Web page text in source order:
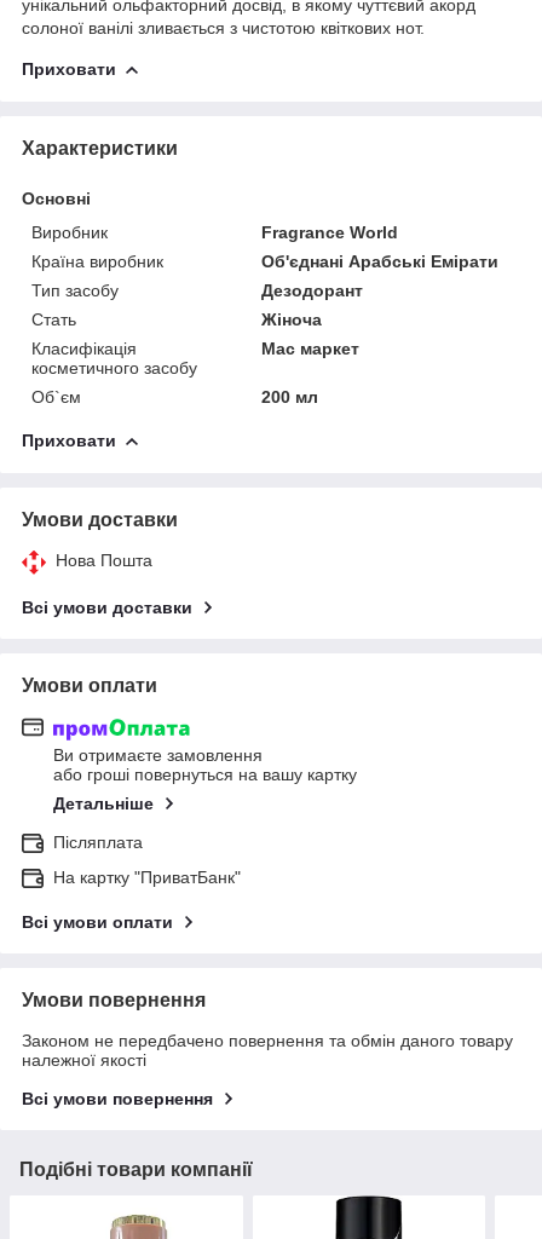
унікальний ольфакторний досвід, в якому чуттєвий акорд
солоної ванілі зливається з чистотою квіткових нот.
Приховати
Характеристики
Основні
Виробник
Fragrance World
Країна виробник
Об'єднані Арабські Емірати
Тип засобу
Дезодорант
Стать
Жіноча
Класифікація
косметичного засобу
Мас маркет
Об`єм 200 мл
Приховати
Умови доставки
Нова Пошта
Всі умови доставки
Умови оплати
Ви отримаєте замовлення
або гроші повернуться на вашу картку
Детальніше
Післяплата
На картку "ПриватБанк"
Всі умови оплати
Умови повернення
Законом не передбачено повернення та обмін даного товару
належної якості
Всі умови повернення
Подібні товари компанії